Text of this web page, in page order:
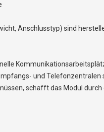
Anschlusstyp) sind
und
schafft das Modul